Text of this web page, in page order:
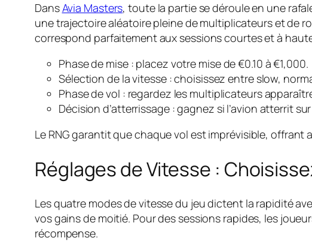
DansAvia Masters, toute la partie se déroule en une
une trajectoire aléatoire pleine de multiplicateurs et de
correspond parfaitement aux sessions courtes et à
Phase de mise : placez votre mise de €0.10 à €1,000.
Sélection de la vitesse : choisissez entre slow,
Phase de vol : regardez les multiplicateurs
Décision d’atterrissage : gagnez si l’avion atterrit
Le RNG garantit que chaque vol est imprévisible,
Réglages de Vitesse :
Les quatre modes de vitesse du jeu dictent la rapidité
vos gains de moitié. Pour des sessions rapides, les
récompense.